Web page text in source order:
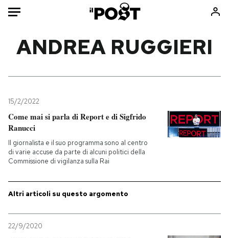
Mondo
Politica
Tecnologia
Internet
Scienza
Economia
Consumismi
Ok Boomer!
ANDREA RUGGIERI
15/2/2022
Come mai si parla di Report e di Sigfrido
Ranucci
Il giornalista e il suo programma sono al centro
di varie accuse da parte di alcuni politici della
Commissione di vigilanza sulla Rai
Altri articoli su questo argomento
22/9/2020